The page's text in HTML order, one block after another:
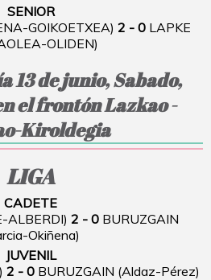
SENIOR
GOIKOETXEA) 2 - 0LAPKE
OLIDEN)
13 de junio, Sabado,
el frontón Lazkao -
Kiroldegia
LIGA
CADETE
ALBERDI) 2 - 0 BURUZGAIN
Okiñena)
JUVENIL
2 - 0 BURUZGAIN (Aldaz-Pérez)